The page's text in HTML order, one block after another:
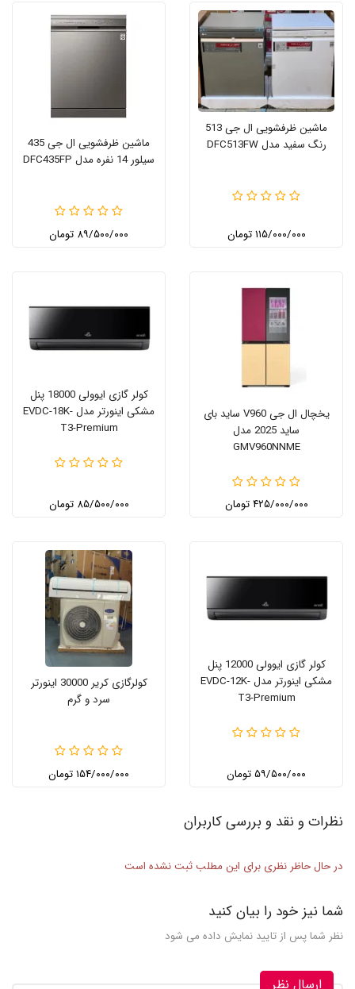
ماشین ظرفشویی ال جی 513
رنگ سفید مدل DFC513FW
۱۱۵/۰۰۰/۰۰۰ تومان
ماشین ظرفشویی ال جی 435
سیلور 14 نفره مدل DFC435FP
۸۹/۵۰۰/۰۰۰ تومان
یخچال ال جی V960 ساید بای
ساید 2025 مدل
GMV960NNME
۴۲۵/۰۰۰/۰۰۰ تومان
کولر گازی ایوولی 18000 پنل
مشکی اینورتر مدل EVDC-18K-
T3-Premium
۸۵/۵۰۰/۰۰۰ تومان
کولر گازی ایوولی 12000 پنل
مشکی اینورتر مدل EVDC-12K-
T3-Premium
۵۹/۵۰۰/۰۰۰ تومان
کولرگازی کریر 30000 اینورتر
سرد و گرم
۱۵۴/۰۰۰/۰۰۰ تومان
نظرات و نقد و بررسی کاربران
در حال حاظر نظری برای این مطلب ثبت نشده است
شما نیز خود را بیان کنید
نظر شما پس از تایید نمایش داده می شود
ارسال نظر